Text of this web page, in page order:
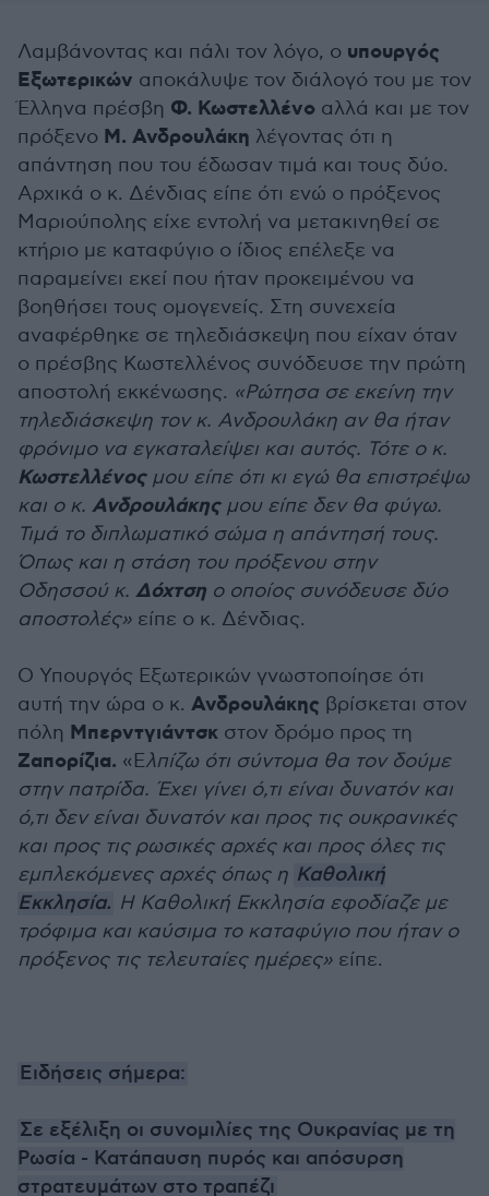
Λαμβάνοντας και πάλι τον λόγο, ο υπουργός
Εξωτερικών αποκάλυψε τον διάλογό του με τον
Έλληνα πρέσβη Φ. Κωστελλένο αλλά και με τον
πρόξενο Μ. Ανδρουλάκη λέγοντας ότι η
απάντηση που του έδωσαν τιμά και τους δύο.
Αρχικά ο κ. Δένδιας είπε ότι ενώ ο πρόξενος
Μαριούπολης είχε εντολή να μετακινηθεί σε
κτήριο με καταφύγιο ο ίδιος επέλεξε να
παραμείνει εκεί που ήταν προκειμένου να
βοηθήσει τους ομογενείς. Στη συνεχεία
αναφέρθηκε σε τηλεδιάσκεψη που είχαν όταν
ο πρέσβης Κωστελλένος συνόδευσε την πρώτη
αποστολή εκκένωσης. «Ρώτησα σε εκείνη την
τηλεδιάσκεψη τον κ. Ανδρουλάκη αν θα ήταν
φρόνιμο να εγκαταλείψει και αυτός. Τότε ο κ.
Κωστελλένοςμου είπε ότι κι εγώ θα επιστρέψω
και ο κ. Ανδρουλάκηςμου είπε δεν θα φύγω.
Τιμά το διπλωματικό σώμα η απάντησή τους.
Όπως και η στάση του πρόξενου στην
Οδησσού κ. Δόχτση ο οποίος συνόδευσε δύο
αποστολές» είπε ο κ. Δένδιας.
Ο Υπουργός Εξωτερικών γνωστοποίησε ότι
αυτή την ώρα ο κ. Ανδρουλάκης βρίσκεται στον
πόλη Μπερντγιάντσκ στον δρόμο προς τη
Ζαπορίζια. «Ελπίζω ότι σύντομα θα τον δούμε
στην πατρίδα. Έχει γίνει ό,τι είναι δυνατόν και
ό,τι δεν είναι δυνατόν και προς τις ουκρανικές
και προς τις ρωσικές αρχές και προς όλες τις
εμπλεκόμενες αρχές όπως η Καθολική
Εκκλησία. Η Καθολική Εκκλησία εφοδίαζε με
τρόφιμα και καύσιμα το καταφύγιο που ήταν ο
πρόξενος τις τελευταίες ημέρες» είπε.
Ειδήσεις σήμερα:
Σε εξέλιξη οι συνομιλίες της Ουκρανίας με τη
Ρωσία - Κατάπαυση πυρός και απόσυρση
στρατευμάτων στο τραπέζι